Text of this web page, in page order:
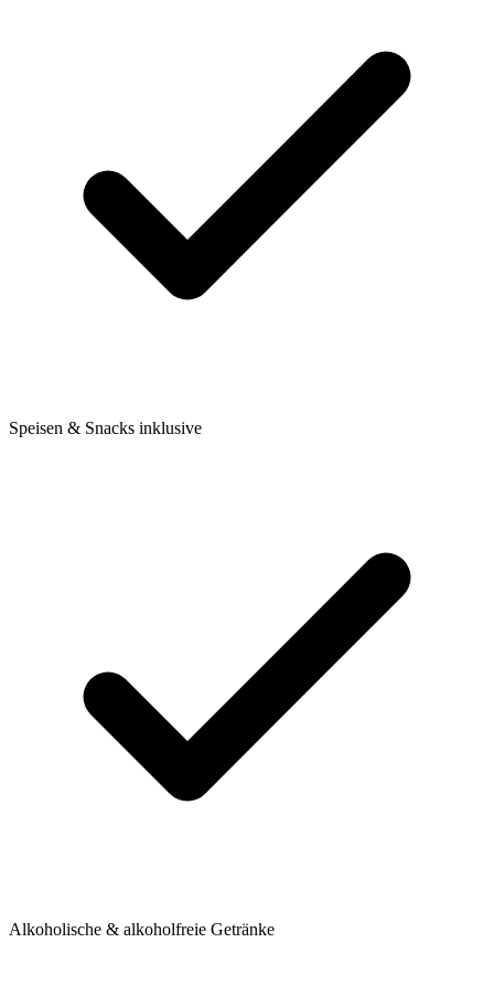
Speisen & Snacks inklusive
Alkoholische & alkoholfreie Getränke